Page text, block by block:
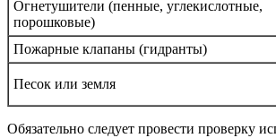
Огнетушители (пенные, углекислотные,
порошковые)
Пожарные клапаны (гидранты)
Песок или земля
Обязательно следует провести проверку